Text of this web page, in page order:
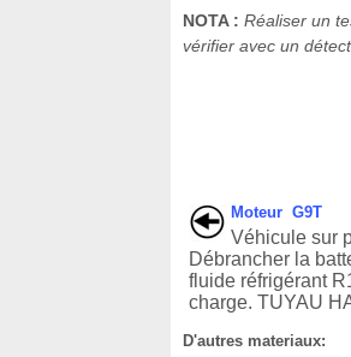
NOTA : Réaliser un
vérifier avec un
Moteur G9T
Véhicule sur
Débrancher la
fluide réfrigérant
charge. TUYAU
D'autres materiaux: